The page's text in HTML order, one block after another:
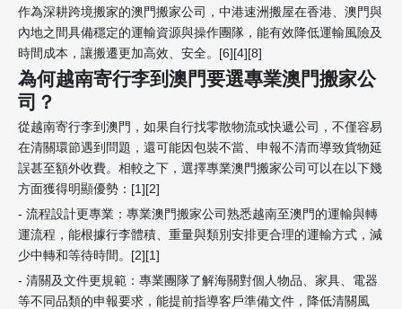
作為深耕跨境搬家的澳門搬家公司，中港速洲搬屋在香港、澳門與
內地之間具備穩定的運輸資源與操作團隊，能有效降低運輸風險及
時間成本，讓搬遷更加高效、安全。[6][4][8]
為何越南寄行李到澳門要選專業澳門搬家公
司？
從越南寄行李到澳門，如果自行找零散物流或快遞公司，不僅容易
在清關環節遇到問題，還可能因包裝不當、申報不清而導致貨物延
誤甚至額外收費。相較之下，選擇專業澳門搬家公司可以在以下幾
方面獲得明顯優勢：[1][2]
- 流程設計更專業：專業澳門搬家公司熟悉越南至澳門的運輸與轉
運流程，能根據行李體積、重量與類別安排更合理的運輸方式，減
少中轉和等待時間。[2][1]
- 清關及文件更規範：專業團隊了解海關對個人物品、家具、電器
等不同品類的申報要求，能提前指導客戶準備文件，降低清關風